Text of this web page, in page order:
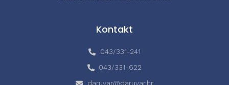
Kontakt
043/331-241
043/331-622
daruvar@daruvar.hr